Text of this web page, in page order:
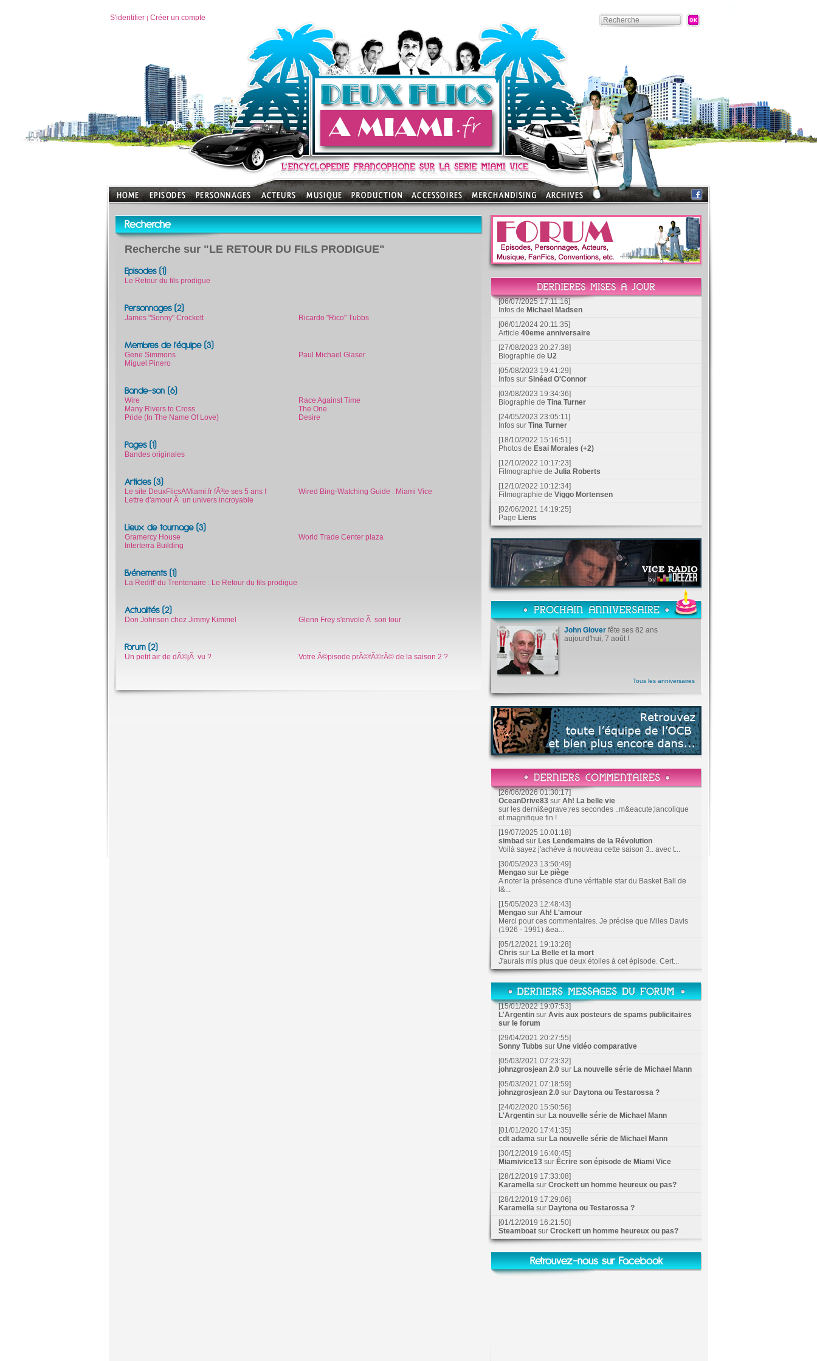
S'identifier | Créer un compte
Recherche
Recherche sur "LE RETOUR DU FILS PRODIGUE"
Episodes (1)
Le Retour du fils prodigue
Personnages (2)
James "Sonny" Crockett Ricardo "Rico" Tubbs
Membres de l'équipe (3)
Gene Simmons
Miguel Pinero
Paul Michael Glaser
Bande-son (6)
Wire
Many Rivers to Cross
Pride (In The Name Of Love)
Race Against Time
The One
Desire
Pages (1)
Bandes originales
Articles (3)
Le site DeuxFlicsAMiami.fr fÃªte ses 5 ans !
Lettre d'amour Ã un univers incroyable
Wired Bing-Watching Guide : Miami Vice
Lieux de tournage (3)
Gramercy House
Interterra Building
World Trade Center plaza
Evénements (1)
La Rediff' du Trentenaire : Le Retour du fils prodigue
Actualités (2)
Don Johnson chez Jimmy Kimmel Glenn Frey s'envole Ã son tour
Forum (2)
Un petit air de dÃ©jÃ vu ? Votre Ã©pisode prÃ©fÃ©rÃ© de la saison 2 ?
[06/07/2025 17:11:16]
Infos de Michael Madsen
[06/01/2024 20:11:35]
Article 40eme anniversaire
[27/08/2023 20:27:38]
Biographie de U2
[05/08/2023 19:41:29]
Infos sur Sinéad O'Connor
[03/08/2023 19:34:36]
Biographie de Tina Turner
[24/05/2023 23:05:11]
Infos sur Tina Turner
[18/10/2022 15:16:51]
Photos de Esai Morales (+2)
[12/10/2022 10:17:23]
Filmographie de Julia Roberts
[12/10/2022 10:12:34]
Filmographie de Viggo Mortensen
[02/06/2021 14:19:25]
Page Liens
John Glover fête ses 82 ans
aujourd'hui, 7 août !
Tous les anniversaires
[26/06/2026 01:30:17]
OceanDrive83 sur Ah! La belle vie
sur les derni&egrave;res secondes ..m&eacute;lancolique
et magnifique fin !
[19/07/2025 10:01:18]
simbad sur Les Lendemains de la Révolution
Voilà sayez j'achève à nouveau cette saison 3.. avec t...
[30/05/2023 13:50:49]
Mengao sur Le piège
A noter la présence d'une véritable star du Basket Ball de
l&...
[15/05/2023 12:48:43]
Mengao sur Ah! L'amour
Merci pour ces commentaires. Je précise que Miles Davis
(1926 - 1991) &ea...
[05/12/2021 19:13:28]
Chris sur La Belle et la mort
J'aurais mis plus que deux étoiles à cet épisode. Cert...
[15/01/2022 19:07:53]
L'Argentin sur Avis aux posteurs de spams publicitaires
sur le forum
[29/04/2021 20:27:55]
Sonny Tubbs sur Une vidéo comparative
[05/03/2021 07:23:32]
johnzgrosjean 2.0 sur La nouvelle série de Michael Mann
[05/03/2021 07:18:59]
johnzgrosjean 2.0 sur Daytona ou Testarossa ?
[24/02/2020 15:50:56]
L'Argentin sur La nouvelle série de Michael Mann
[01/01/2020 17:41:35]
cdt adama sur La nouvelle série de Michael Mann
[30/12/2019 16:40:45]
Miamivice13 sur Écrire son épisode de Miami Vice
[28/12/2019 17:33:08]
Karamella sur Crockett un homme heureux ou pas?
[28/12/2019 17:29:06]
Karamella sur Daytona ou Testarossa ?
[01/12/2019 16:21:50]
Steamboat sur Crockett un homme heureux ou pas?
Retrouvez-nous sur Facebook